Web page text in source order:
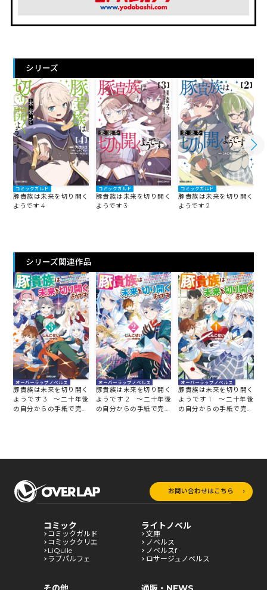
シリーズ
コミックガルド
豚貴族は未来を切り開く
ようです 4
コミックガルド
豚貴族は未来を切り開く
ようです 3
コミックガルド
豚貴族は未来を切り開く
ようです 2
シリーズ関連作品
オーバーラップノベルス
豚貴族は未来を切り開く
ようです 3 ～二十年後
の自分からの手紙で完全
オーバーラップノベルス
豚貴族は未来を切り開く
ようです 2 ～二十年後
の自分からの手紙で完全
オーバーラップノベルス
豚貴族は未来を切り開く
ようです 1 ～二十年後
の自分からの手紙で完全
お問い合わせはこちら
コミック
コミックガルド
コミッククリエ
LiQulle
ラブパルフェ
ライトノベル
文庫
ノベルス
ノベルスf
ロサージュノベルス